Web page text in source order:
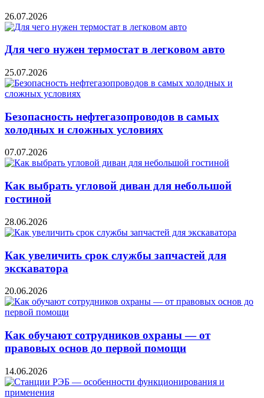
26.07.2026
Для чего нужен термостат в легковом авто
25.07.2026
Безопасность нефтегазопроводов в самых
холодных и сложных условиях
07.07.2026
Как выбрать угловой диван для небольшой
гостиной
28.06.2026
Как увеличить срок службы запчастей для
экскаватора
20.06.2026
Как обучают сотрудников охраны — от
правовых основ до первой помощи
14.06.2026